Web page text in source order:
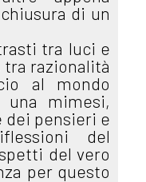
di un
tra luci e
razionalità
al mondo
mimesi,
dei pensieri e
del
del vero
per questo